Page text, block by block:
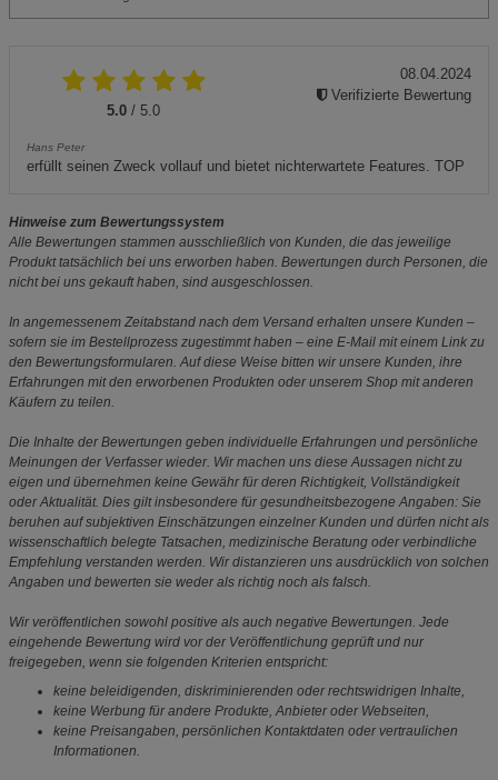
5.0 / 5.0
Hans Peter
erfüllt seinen Zweck vollauf und bietet nichterwartete Features. TOP
08.04.2024
Verifizierte Bewertung
Hinweise zum Bewertungssystem
Alle Bewertungen stammen ausschließlich von Kunden, die das jeweilige
Produkt tatsächlich bei uns erworben haben. Bewertungen durch Personen, die
nicht bei uns gekauft haben, sind ausgeschlossen.
In angemessenem Zeitabstand nach dem Versand erhalten unsere Kunden –
sofern sie im Bestellprozess zugestimmt haben – eine E-Mail mit einem Link zu
den Bewertungsformularen. Auf diese Weise bitten wir unsere Kunden, ihre
Erfahrungen mit den erworbenen Produkten oder unserem Shop mit anderen
Käufern zu teilen.
Die Inhalte der Bewertungen geben individuelle Erfahrungen und persönliche
Meinungen der Verfasser wieder. Wir machen uns diese Aussagen nicht zu
eigen und übernehmen keine Gewähr für deren Richtigkeit, Vollständigkeit
oder Aktualität. Dies gilt insbesondere für gesundheitsbezogene Angaben: Sie
beruhen auf subjektiven Einschätzungen einzelner Kunden und dürfen nicht als
wissenschaftlich belegte Tatsachen, medizinische Beratung oder verbindliche
Empfehlung verstanden werden. Wir distanzieren uns ausdrücklich von solchen
Angaben und bewerten sie weder als richtig noch als falsch.
Wir veröffentlichen sowohl positive als auch negative Bewertungen. Jede
eingehende Bewertung wird vor der Veröffentlichung geprüft und nur
freigegeben, wenn sie folgenden Kriterien entspricht:
keine beleidigenden, diskriminierenden oder rechtswidrigen Inhalte,
keine Werbung für andere Produkte, Anbieter oder Webseiten,
keine Preisangaben, persönlichen Kontaktdaten oder vertraulichen
Informationen.